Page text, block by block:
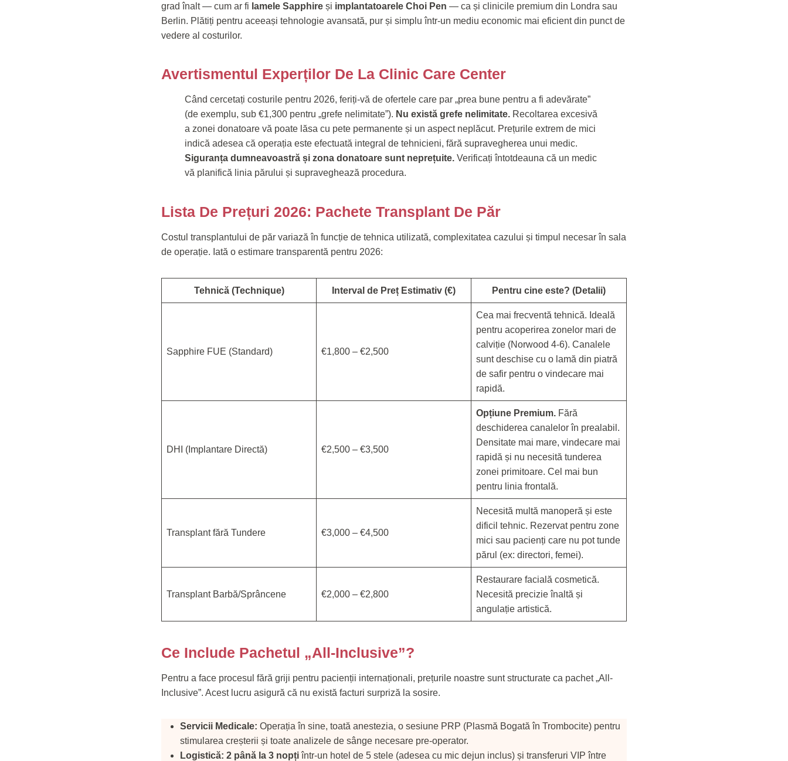
grad înalt — cum ar fi lamele Sapphire și implantatoarele Choi Pen — ca și clinicile premium din Londra sau
Berlin. Plătiți pentru aceeași tehnologie avansată, pur și simplu într-un mediu economic mai eficient din punct de
vedere al costurilor.
Avertismentul Experților De La Clinic Care Center
Când cercetați costurile pentru 2026, feriți-vă de ofertele care par „prea bune pentru a fi adevărate”
(de exemplu, sub €1,300 pentru „grefe nelimitate”). Nu există grefe nelimitate. Recoltarea excesivă
a zonei donatoare vă poate lăsa cu pete permanente și un aspect neplăcut. Prețurile extrem de mici
indică adesea că operația este efectuată integral de tehnicieni, fără supravegherea unui medic.
Siguranța dumneavoastră și zona donatoare sunt neprețuite. Verificați întotdeauna că un medic
vă planifică linia părului și supraveghează procedura.
Lista De Prețuri 2026: Pachete Transplant De Păr
Costul transplantului de păr variază în funcție de tehnica utilizată, complexitatea cazului și timpul necesar în sala
de operație. Iată o estimare transparentă pentru 2026:
Tehnică (Technique) Interval de Preț Estimativ (€) Pentru cine este? (Detalii)
Sapphire FUE (Standard) €1,800 – €2,500
Cea mai frecventă tehnică. Ideală
pentru acoperirea zonelor mari de
calviție (Norwood 4-6). Canalele
sunt deschise cu o lamă din piatră
de safir pentru o vindecare mai
rapidă.
DHI (Implantare Directă) €2,500 – €3,500
Opțiune Premium. Fără
deschiderea canalelor în prealabil.
Densitate mai mare, vindecare mai
rapidă și nu necesită tunderea
zonei primitoare. Cel mai bun
pentru linia frontală.
Transplant fără Tundere €3,000 – €4,500
Necesită multă manoperă și este
dificil tehnic. Rezervat pentru zone
mici sau pacienți care nu pot tunde
părul (ex: directori, femei).
Transplant Barbă/Sprâncene €2,000 – €2,800
Restaurare facială cosmetică.
Necesită precizie înaltă și
angulație artistică.
Ce Include Pachetul „All-Inclusive”?
Pentru a face procesul fără griji pentru pacienții internaționali, prețurile noastre sunt structurate ca pachet „All-
Inclusive”. Acest lucru asigură că nu există facturi surpriză la sosire.
Servicii Medicale: Operația în sine, toată anestezia, o sesiune PRP (Plasmă Bogată în Trombocite) pentru
stimularea creșterii și toate analizele de sânge necesare pre-operator.
Logistică: 2 până la 3 nopțiîntr-un hotel de 5 stele (adesea cu mic dejun inclus) și transferuri VIP între